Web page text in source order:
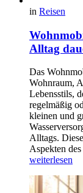
in Reisen
Alltag
Das
Wohnraum,
Lebensstils,
regelmäßig
kleinen und
Alltags.
Aspekten
weiterlesen